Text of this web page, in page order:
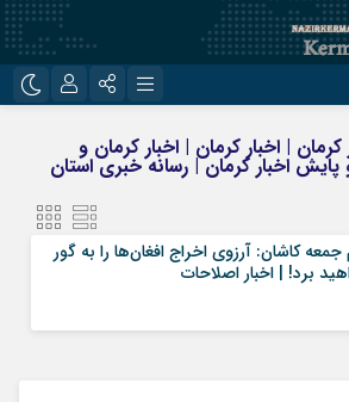
ایتا
| اخبار کرمان | اخبار کرمان و
اخبار کرمان | رسانه خبری استان
جمعه کاشان: آرزوی اخراج افغان‌ها را به گور
برد! | اخبار اصلاحات